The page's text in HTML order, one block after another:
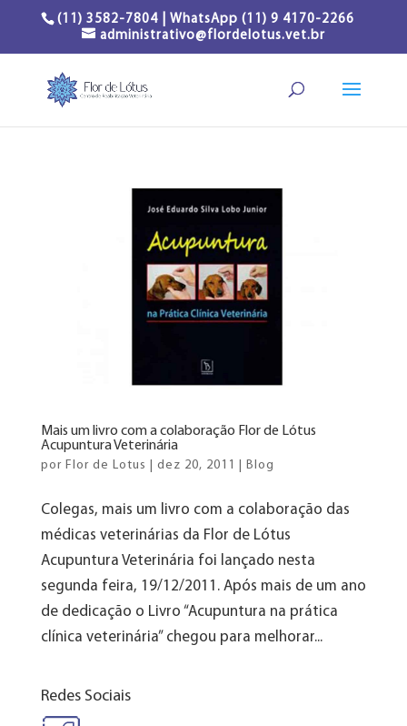
(11) 3582-7804 | WhatsApp (11) 9 4170-2266
administrativo@flordelotus.vet.br
Mais um livro com a colaboração Flor de Lótus
Acupuntura Veterinária
por Flor de Lotus dez 20, 2011 Blog
Colegas, mais um livro com a colaboração das
médicas veterinárias da Flor de Lótus
Acupuntura Veterinária foi lançado nesta
segunda feira, 19/12/2011. Após mais de um ano
de dedicação o Livro “Acupuntura na prática
clínica veterinária” chegou para melhorar...
Redes Sociais